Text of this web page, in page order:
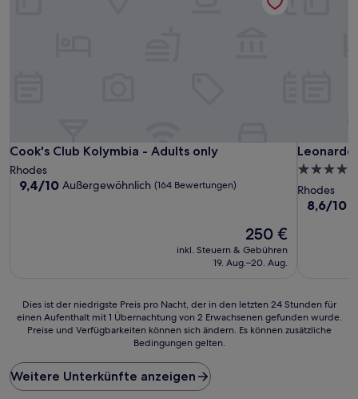
Cook's Club Kolymbia - Adults only
Cook's Club Kolymbia - Adults only
Rhodes
9.4
9,4/10 Außergewöhnlich (164 Bewertungen)
Der
Preis
beträgt
250 €
inkl. Steuern & Gebühren
19. Aug.–20. Aug.
Leonardo
Leonardo
5.0-
Sterne-
Rhodes
8.6
8,6/10
Dies
ist
Preis
pro
Nacht,
Dies ist der niedrigste Preis pro Nacht, der in den letzten 24 Stunden für
einen Aufenthalt mit 1 Übernachtung von 2 Erwachsenen gefunden wurde.
Preise und Verfügbarkeiten können sich ändern. Es können zusätzliche
Bedingungen gelten.
Weitere Unterkünfte anzeigen